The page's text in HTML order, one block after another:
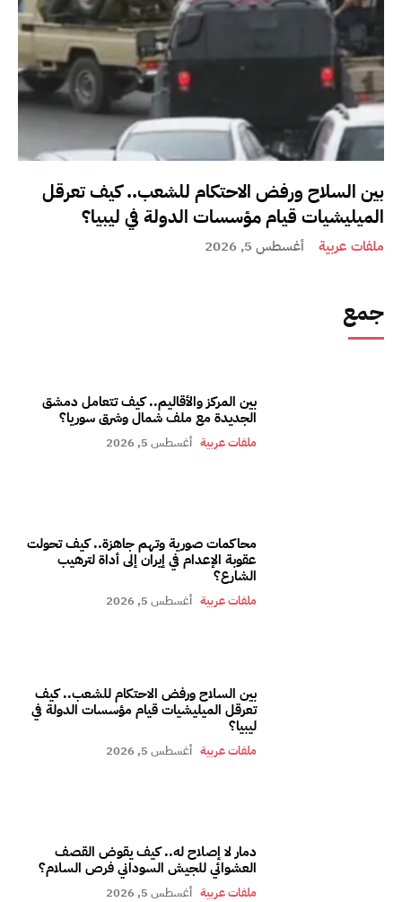
بين السلاح ورفض الاحتكام للشعب.. كيف تعرقل
الميليشيات قيام مؤسسات الدولة في ليبيا؟
ملفات عربية أغسطس 5, 2026
جمع
بين المركز والأقاليم.. كيف تتعامل دمشق
الجديدة مع ملف شمال وشرق سوريا؟
ملفات عربية أغسطس 5, 2026
محاكمات صورية وتهم جاهزة.. كيف تحولت
عقوبة الإعدام في إيران إلى أداة لترهيب
الشارع؟
ملفات عربية أغسطس 5, 2026
بين السلاح ورفض الاحتكام للشعب.. كيف
تعرقل الميليشيات قيام مؤسسات الدولة في
ليبيا؟
ملفات عربية أغسطس 5, 2026
دمار لا إصلاح له.. كيف يقوض القصف
العشوائي للجيش السوداني فرص السلام؟
ملفات عربية أغسطس 5, 2026